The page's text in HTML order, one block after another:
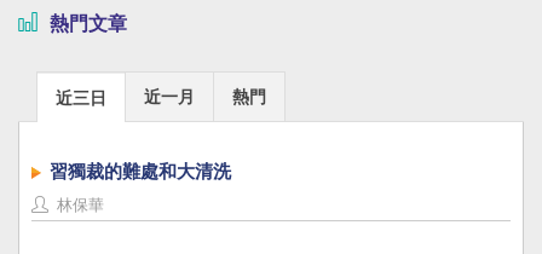
熱門文章
近三日 近一月 熱門
習獨裁的難處和大清洗
林保華